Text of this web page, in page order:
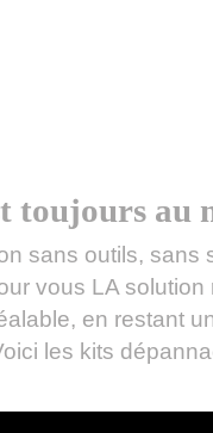
toujours au
sans outils, sans
vous LA
en restant
les kits